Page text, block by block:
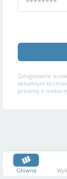
Zalogowanie
aktualnym
prosimy o
Główna